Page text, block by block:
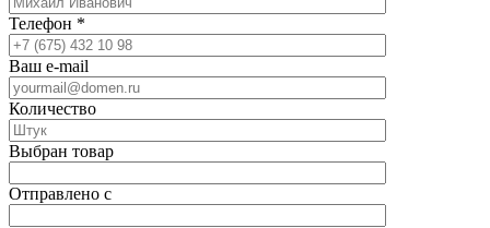
Телефон *
Ваш e-mail
Количество
Выбран товар
Отправлено с